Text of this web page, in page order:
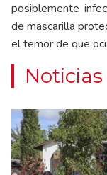
posiblemente
de mascarilla
el temor de que